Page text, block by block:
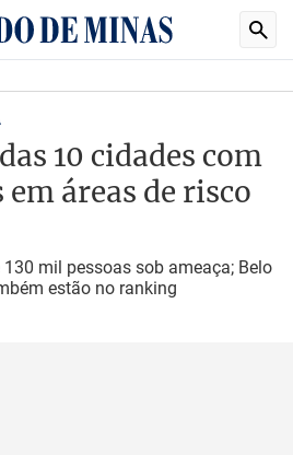
10 cidades com
em áreas de risco
mil pessoas sob ameaça; Belo
estão no ranking